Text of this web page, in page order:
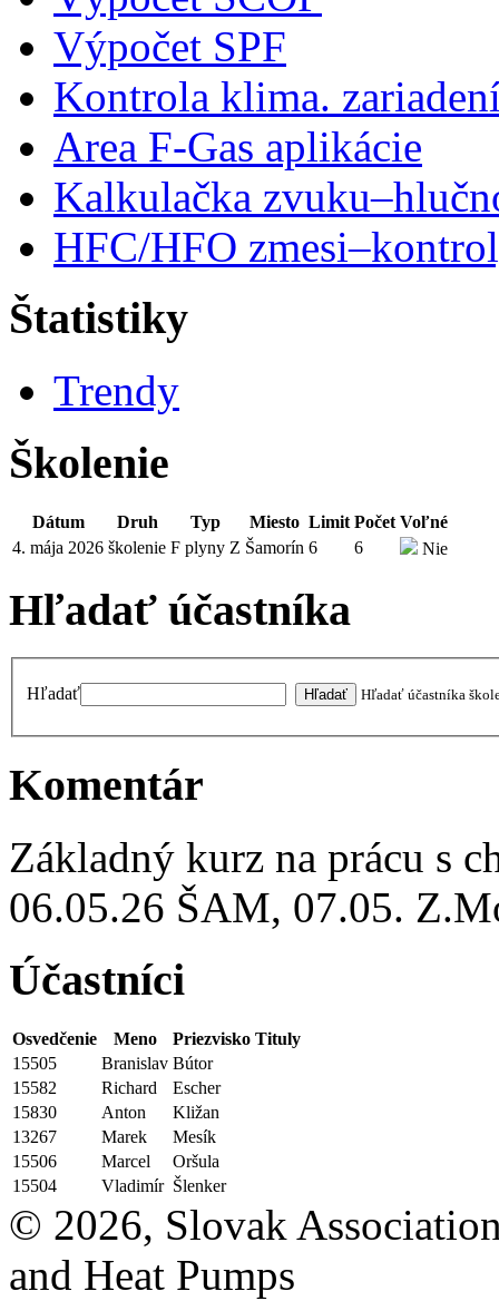
Výpočet SPF
Kontrola klima.
Area F-Gas aplikácie
Kalkulačka
HFC/HFO
Štatistiky
Trendy
Školenie
Dátum Druh Typ Miesto Limit Počet Voľné
4. mája 2026 školenie F plyny Z Šamorín 6 6 Nie
Hľadať účastníka
Hľadať Hľadať účastníka
Komentár
Základný kurz na prácu s
06.05.26 ŠAM, 07.05.
Účastníci
Osvedčenie Meno Priezvisko Tituly
15505
Branislav Bútor
15582
Richard
Escher
15830
Anton
Kližan
13267
Marek
Mesík
15506
Marcel
Oršula
15504
Vladimír Šlenker
© 2026, Slovak
and Heat Pumps